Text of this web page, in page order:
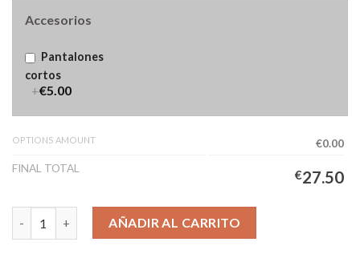
Accesorios
Pantalones
cortos
+€5.00
OPTIONS AMOUNT
€0.00
FINAL TOTAL
€27.50
Camiseta de entrenamiento Manchester United Hombre 2025/
AÑADIR AL CARRITO